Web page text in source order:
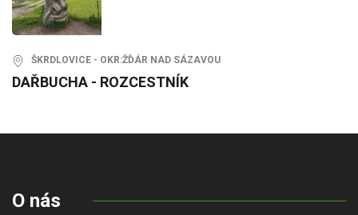
ŠKRDLOVICE - OKR:ŽĎÁR NAD SÁZAVOU
DAŘBUCHA - ROZCESTNÍK
O nás